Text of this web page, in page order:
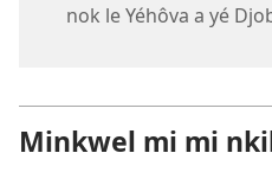
nok le Yéhôva a yé
Minkwel mi mi